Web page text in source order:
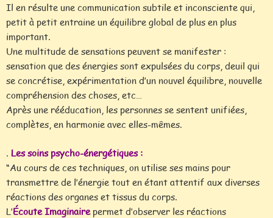
Il en résulte une communication subtile et inconsciente qui,
petit à petit entraine un équilibre global de plus en plus
important.
Une multitude de sensations peuvent se manifester :
sensation que des énergies sont expulsées du corps, deuil qui
se concrétise, expérimentation d’un nouvel équilibre, nouvelle
compréhension des choses, etc…
Après une rééducation, les personnes se sentent unifiées,
complètes, en harmonie avec elles-mêmes.
. Les soins psycho-énergétiques :
“Au cours de ces techniques, on utilise ses mains pour
transmettre de l’énergie tout en étant attentif aux diverses
réactions des organes et tissus du corps.
L’Écoute Imaginairepermet d’observer les réactions